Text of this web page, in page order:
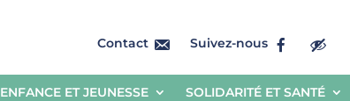
Contact Suivez-nous
ENFANCE ET JEUNESSE SOLIDARITÉ ET SANTÉ